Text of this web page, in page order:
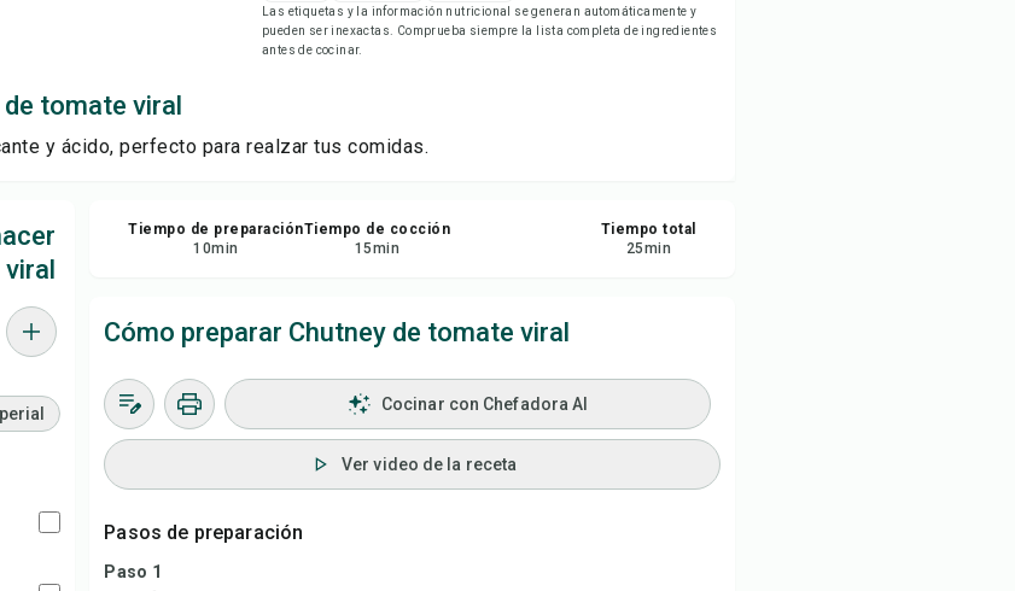
Imprimir receta
Las etiquetas y la información nutricional se generan automáticamente y
pueden ser inexactas. Comprueba siempre la lista completa de ingredientes
antes de cocinar.
tomate viral
y ácido, perfecto para realzar tus comidas.
Tiempo de preparación
10min
Tiempo de cocción
15min
Tiempo total
25min
Cómo preparar Chutney de tomate viral
Cocinar con Chefadora AI
Ver video de la receta
Pasos de preparación
Paso 1